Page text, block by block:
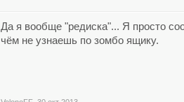
Да я вообще "редиска"... Я просто
чём не узнаешь по зомбо ящику.